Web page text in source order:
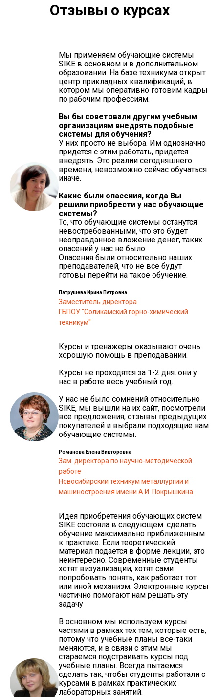
Отзывы о курсах
Мы применяем обучающие системы
SIKE в основном и в дополнительном
образовании. На базе техникума открыт
центр прикладных квалификаций, в
котором мы оперативно готовим кадры
по рабочим профессиям.
Вы бы советовали другим учебным
организациям внедрять подобные
системы для обучения?
У них просто не выбора. Им однозначно
придется с этим работать, придется
внедрять. Это реалии сегодняшнего
времени, невозможно сейчас обучаться
иначе.
Какие были опасения, когда Вы
решили приобрести у нас обучающие
системы?
То, что обучающие системы останутся
невостребованными, что это будет
неоправданное вложение денег, таких
опасений у нас не было.
Опасения были относительно наших
преподавателей, что не все будут
готовы перейти на такое обучение.
Патрушева Ирина Петровна
Заместитель директора
ГБПОУ "Соликамский горно-химический
техникум"
Курсы и тренажеры оказывают очень
хорошую помощь в преподавании.
Курсы не проходятся за 1-2 дня, они у
нас в работе весь учебный год.
У нас не было сомнений относительно
SIKE, мы вышли на их сайт, посмотрели
все предложения, отзывы предыдущих
покупателей и выбрали подходящие нам
обучающие системы.
Романова Елена Викторовна
Зам. директора по научно-методической
работе
Новосибирский техникум металлургии и
машиностроения имени А.И. Покрышкина
Идея приобретения обучающих систем
SIKE состояла в следующем: сделать
обучение максимально приближенным
к практике. Если теоретический
материал подается в форме лекции, это
неинтересно. Современные студенты
хотят визуализации, хотят сами
попробовать понять, как работает тот
или иной механизм. Электронные курсы
частично помогают нам решать эту
задачу
В основном мы используем курсы
частями в рамках тех тем, которые есть,
потому что учебные планы все-таки
меняются, и в связи с этим мы
стараемся подстраивать курсы под
учебные планы. Всегда пытаемся
сделать так, чтобы студенты работали с
курсами в рамках практических
лабораторных занятий.